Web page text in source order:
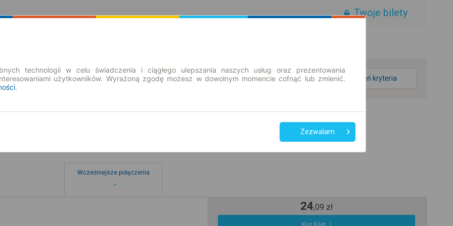
Twoje bilety
zmień kryteria
Radom
Wcześniejsze połączenia
24,09 zł
Kup Bilet
technologii w celu świadczenia i ciągłego ulepszania naszych usług oraz prezentowania
użytkowników. Wyrażoną zgodę możesz w dowolnym momencie cofnąć lub zmienić.
.
Zezwalam